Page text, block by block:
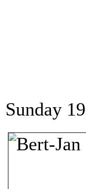
Sunday